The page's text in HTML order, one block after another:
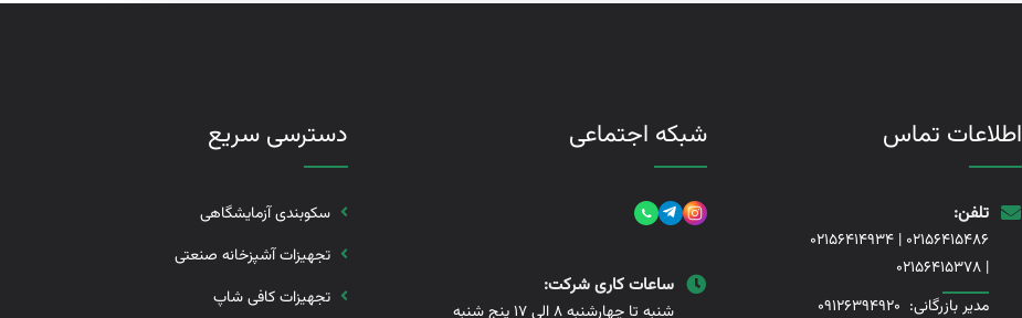
اطلاعات تماس
تلفن:
02156415486
|
02156414934
|
02156415378
مدیر بازرگانی: 09126394920
شبکه اجتماعی
ساعات کاری شرکت:
شنبه تا چهارشنبه 8 الی 17 پنج شنبه
دسترسی سریع
سکوبندی آزمایشگاهی
تجهیزات آشپزخانه صنعتی
تجهیزات کافی شاپ